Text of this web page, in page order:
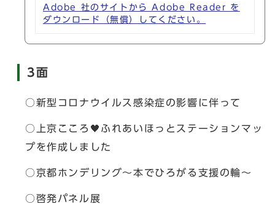
Adobe 社のサイトから Adobe Reader を
ダウンロード（無償）してください。
3面
○新型コロナウイルス感染症の影響に伴って
○上京こころ🖤ふれあいほっとステーションマッ
プを作成しました
○京都ホンデリング～本でひろがる支援の輪～
○啓発パネル展